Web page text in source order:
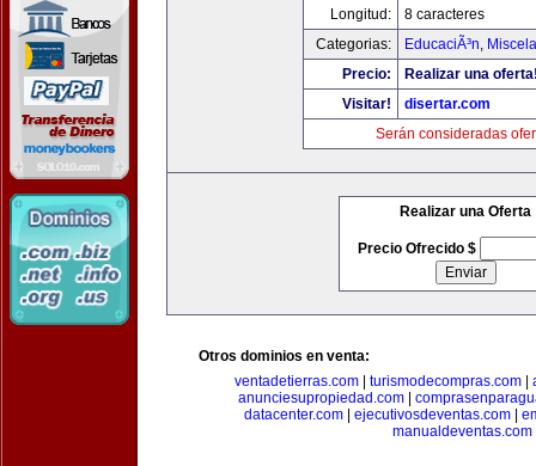
Longitud:
8 caracteres
Categorias:
EducaciÃ³n,
Precio:
Realizar una
Visitar!
disertar.com
Serán consideradas
Realizar una Oferta
Precio Ofrecido $
Otros dominios en venta:
ventadetierras.com
turismodecompras.com
anunciesupropiedad.com|
datacenter.com
ejecutivosdeventas.com
manualdeventas.com